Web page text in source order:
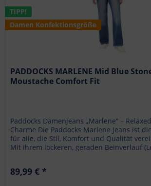
TIPP!
Damen Konfektionsgröße
PADDOCKS MARLENE Mid Blue
Moustache Comfort Fit
Paddocks Damenjeans „Marlene“ –
Charme Die Paddocks Marlene Jeans ist
für alle, die Stil, Komfort und Qualität
Mit ihrem lockeren, geraden Beinverlauf
89,99 € *